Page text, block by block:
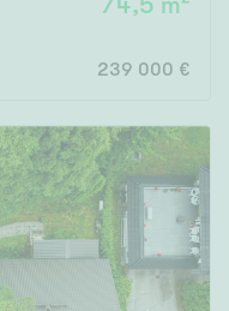
parveke 239 000 €